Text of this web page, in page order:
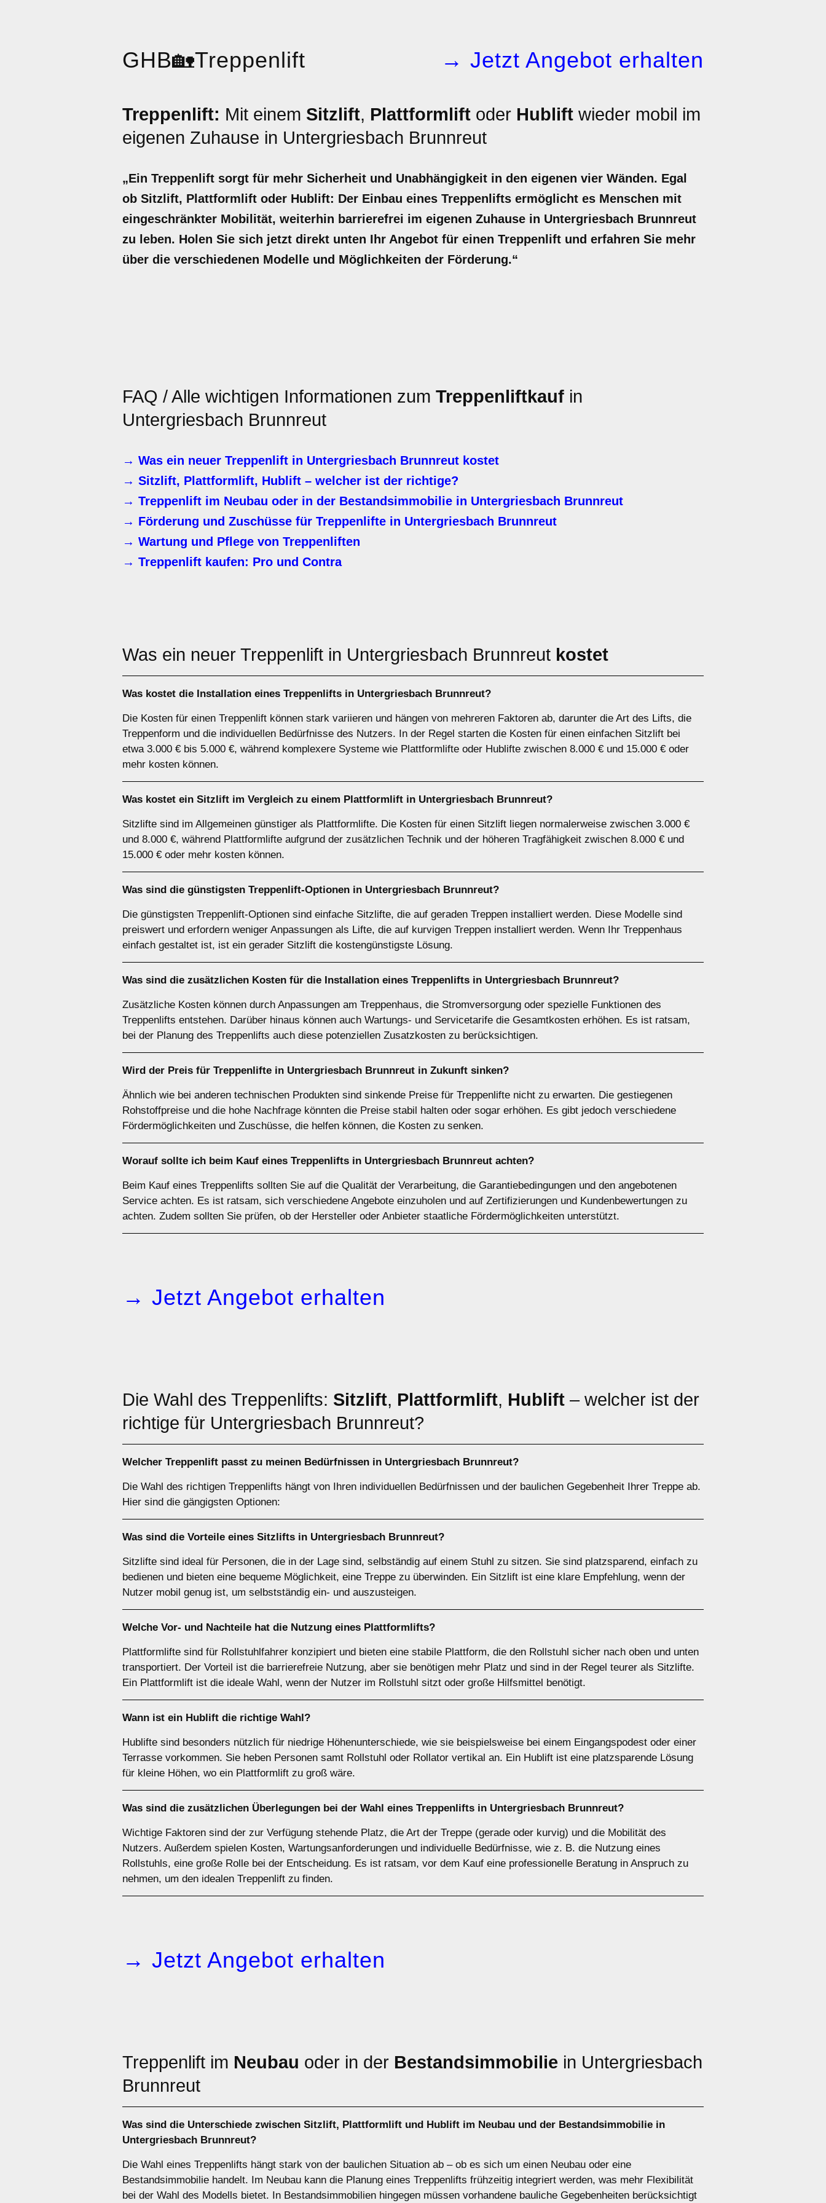
GHB🏡Treppenlift → Jetzt Angebot erhalten
Treppenlift: Mit einem Sitzlift, Plattformlift oder Hublift wieder mobil im
eigenen Zuhause in Untergriesbach Brunnreut
„Ein Treppenlift sorgt für mehr Sicherheit und Unabhängigkeit in den eigenen vier Wänden. Egal
ob Sitzlift, Plattformlift oder Hublift: Der Einbau eines Treppenlifts ermöglicht es Menschen mit
eingeschränkter Mobilität, weiterhin barrierefrei im eigenen Zuhause in Untergriesbach Brunnreut
zu leben. Holen Sie sich jetzt direkt unten Ihr Angebot für einen Treppenlift und erfahren Sie mehr
über die verschiedenen Modelle und Möglichkeiten der Förderung.“
FAQ / Alle wichtigen Informationen zum Treppenliftkauf in
Untergriesbach Brunnreut
→ Was ein neuer Treppenlift in Untergriesbach Brunnreut kostet
→ Sitzlift, Plattformlift, Hublift – welcher ist der richtige?
→ Treppenlift im Neubau oder in der Bestandsimmobilie in Untergriesbach Brunnreut
→ Förderung und Zuschüsse für Treppenlifte in Untergriesbach Brunnreut
→ Wartung und Pflege von Treppenliften
→ Treppenlift kaufen: Pro und Contra
Was ein neuer Treppenlift in Untergriesbach Brunnreut kostet
Was kostet die Installation eines Treppenlifts in Untergriesbach Brunnreut?
Die Kosten für einen Treppenlift können stark variieren und hängen von mehreren Faktoren ab, darunter die Art des Lifts, die
Treppenform und die individuellen Bedürfnisse des Nutzers. In der Regel starten die Kosten für einen einfachen Sitzlift bei
etwa 3.000 € bis 5.000 €, während komplexere Systeme wie Plattformlifte oder Hublifte zwischen 8.000 € und 15.000 € oder
mehr kosten können.
Was kostet ein Sitzlift im Vergleich zu einem Plattformlift in Untergriesbach Brunnreut?
Sitzlifte sind im Allgemeinen günstiger als Plattformlifte. Die Kosten für einen Sitzlift liegen normalerweise zwischen 3.000 €
und 8.000 €, während Plattformlifte aufgrund der zusätzlichen Technik und der höheren Tragfähigkeit zwischen 8.000 € und
15.000 € oder mehr kosten können.
Was sind die günstigsten Treppenlift-Optionen in Untergriesbach Brunnreut?
Die günstigsten Treppenlift-Optionen sind einfache Sitzlifte, die auf geraden Treppen installiert werden. Diese Modelle sind
preiswert und erfordern weniger Anpassungen als Lifte, die auf kurvigen Treppen installiert werden. Wenn Ihr Treppenhaus
einfach gestaltet ist, ist ein gerader Sitzlift die kostengünstigste Lösung.
Was sind die zusätzlichen Kosten für die Installation eines Treppenlifts in Untergriesbach Brunnreut?
Zusätzliche Kosten können durch Anpassungen am Treppenhaus, die Stromversorgung oder spezielle Funktionen des
Treppenlifts entstehen. Darüber hinaus können auch Wartungs- und Servicetarife die Gesamtkosten erhöhen. Es ist ratsam,
bei der Planung des Treppenlifts auch diese potenziellen Zusatzkosten zu berücksichtigen.
Wird der Preis für Treppenlifte in Untergriesbach Brunnreut in Zukunft sinken?
Ähnlich wie bei anderen technischen Produkten sind sinkende Preise für Treppenlifte nicht zu erwarten. Die gestiegenen
Rohstoffpreise und die hohe Nachfrage könnten die Preise stabil halten oder sogar erhöhen. Es gibt jedoch verschiedene
Fördermöglichkeiten und Zuschüsse, die helfen können, die Kosten zu senken.
Worauf sollte ich beim Kauf eines Treppenlifts in Untergriesbach Brunnreut achten?
Beim Kauf eines Treppenlifts sollten Sie auf die Qualität der Verarbeitung, die Garantiebedingungen und den angebotenen
Service achten. Es ist ratsam, sich verschiedene Angebote einzuholen und auf Zertifizierungen und Kundenbewertungen zu
achten. Zudem sollten Sie prüfen, ob der Hersteller oder Anbieter staatliche Fördermöglichkeiten unterstützt.
→ Jetzt Angebot erhalten
Die Wahl des Treppenlifts: Sitzlift, Plattformlift, Hublift – welcher ist der
richtige für Untergriesbach Brunnreut?
Welcher Treppenlift passt zu meinen Bedürfnissen in Untergriesbach Brunnreut?
Die Wahl des richtigen Treppenlifts hängt von Ihren individuellen Bedürfnissen und der baulichen Gegebenheit Ihrer Treppe ab.
Hier sind die gängigsten Optionen:
Was sind die Vorteile eines Sitzlifts in Untergriesbach Brunnreut?
Sitzlifte sind ideal für Personen, die in der Lage sind, selbständig auf einem Stuhl zu sitzen. Sie sind platzsparend, einfach zu
bedienen und bieten eine bequeme Möglichkeit, eine Treppe zu überwinden. Ein Sitzlift ist eine klare Empfehlung, wenn der
Nutzer mobil genug ist, um selbstständig ein- und auszusteigen.
Welche Vor- und Nachteile hat die Nutzung eines Plattformlifts?
Plattformlifte sind für Rollstuhlfahrer konzipiert und bieten eine stabile Plattform, die den Rollstuhl sicher nach oben und unten
transportiert. Der Vorteil ist die barrierefreie Nutzung, aber sie benötigen mehr Platz und sind in der Regel teurer als Sitzlifte.
Ein Plattformlift ist die ideale Wahl, wenn der Nutzer im Rollstuhl sitzt oder große Hilfsmittel benötigt.
Wann ist ein Hublift die richtige Wahl?
Hublifte sind besonders nützlich für niedrige Höhenunterschiede, wie sie beispielsweise bei einem Eingangspodest oder einer
Terrasse vorkommen. Sie heben Personen samt Rollstuhl oder Rollator vertikal an. Ein Hublift ist eine platzsparende Lösung
für kleine Höhen, wo ein Plattformlift zu groß wäre.
Was sind die zusätzlichen Überlegungen bei der Wahl eines Treppenlifts in Untergriesbach Brunnreut?
Wichtige Faktoren sind der zur Verfügung stehende Platz, die Art der Treppe (gerade oder kurvig) und die Mobilität des
Nutzers. Außerdem spielen Kosten, Wartungsanforderungen und individuelle Bedürfnisse, wie z. B. die Nutzung eines
Rollstuhls, eine große Rolle bei der Entscheidung. Es ist ratsam, vor dem Kauf eine professionelle Beratung in Anspruch zu
nehmen, um den idealen Treppenlift zu finden.
→ Jetzt Angebot erhalten
Treppenlift im Neubau oder in der Bestandsimmobilie in Untergriesbach
Brunnreut
Was sind die Unterschiede zwischen Sitzlift, Plattformlift und Hublift im Neubau und der Bestandsimmobilie in
Untergriesbach Brunnreut?
Die Wahl eines Treppenlifts hängt stark von der baulichen Situation ab – ob es sich um einen Neubau oder eine
Bestandsimmobilie handelt. Im Neubau kann die Planung eines Treppenlifts frühzeitig integriert werden, was mehr Flexibilität
bei der Wahl des Modells bietet. In Bestandsimmobilien hingegen müssen vorhandene bauliche Gegebenheiten berücksichtigt